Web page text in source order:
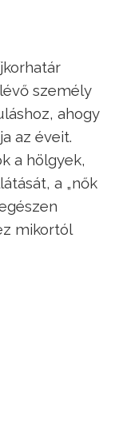
személy
ahogy
az éveit.
a hölgyek,
a „nők
mikortól